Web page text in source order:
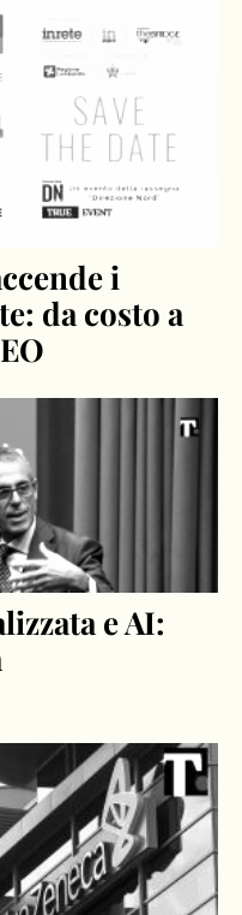
i
da costo a
e AI: